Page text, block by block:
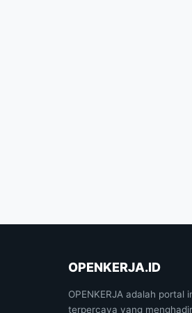
OPENKERJA.ID
OPENKERJA adalah portal
terpercaya yang